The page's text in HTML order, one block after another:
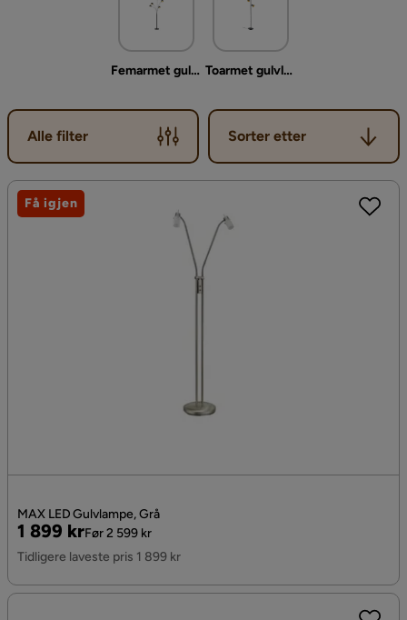
Femarmet gulvlampe Toarmet gulvlampe
Alle filter
Sorter etter
Sorter etter
MAX LED Gulvlampe, Grå
Pris
1 899 kr
Original
Pris
Før 2 599 kr
Tidligere laveste pris 1 899 kr
Få igjen